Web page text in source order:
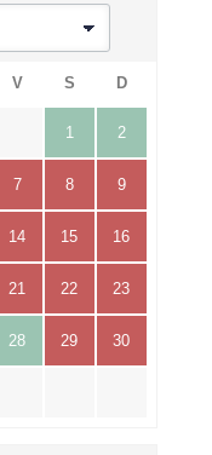
V S D
1 2
7 8 9
14 15 16
21 22 23
28 29 30